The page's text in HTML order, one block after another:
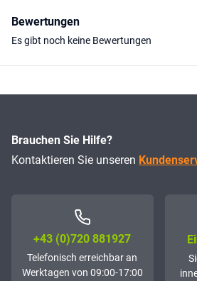
Bewertungen
Es gibt noch keine Bewertungen
Brauchen Sie Hilfe?
Kontaktieren Sie unseren
+43 (0)72­0 881927
Telefonisch erreichbar an
Werktagen von 09:00-17:00